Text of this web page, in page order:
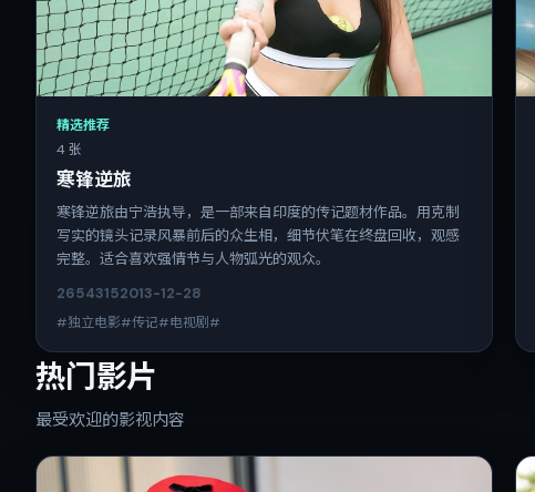
精选推荐
4 张
寒锋逆旅
寒锋逆旅由宁浩执导，是一部来自印度的传记题材作品。用克制
写实的镜头记录风暴前后的众生相，细节伏笔在终盘回收，观感
完整。适合喜欢强情节与人物弧光的观众。
26543152013-12-28
#独立电影#传记#电视剧#
热门影片
最受欢迎的影视内容